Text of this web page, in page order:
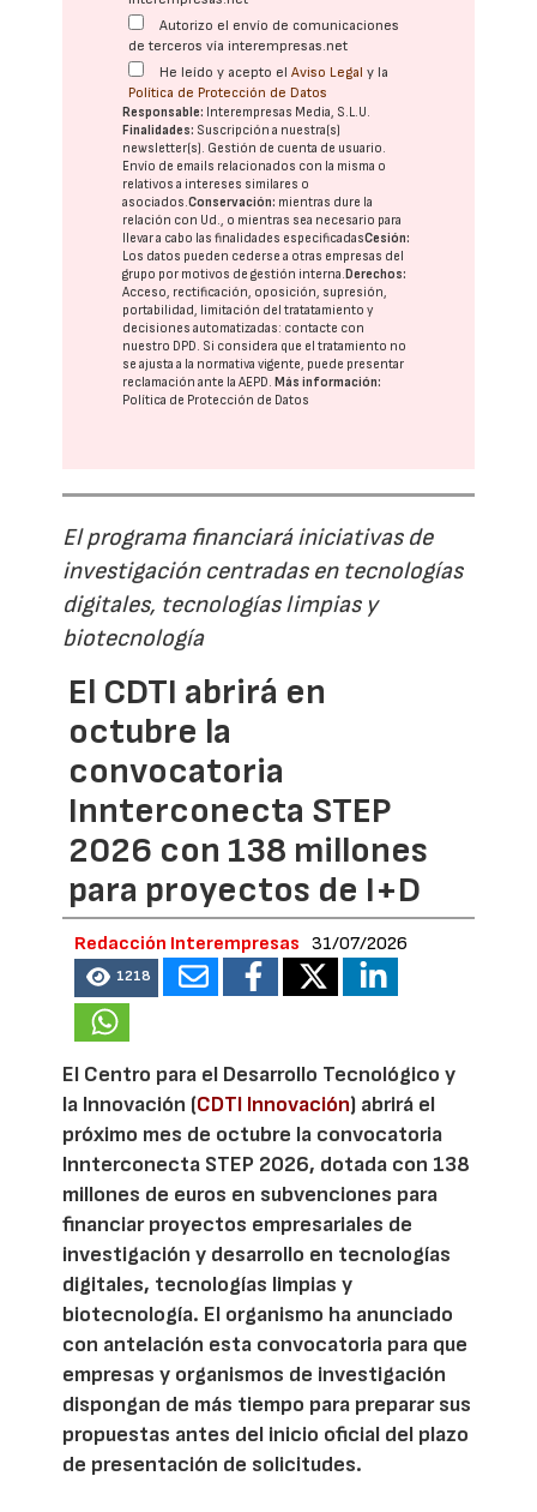
Autorizo el envío de comunicaciones
de terceros vía interempresas.net
He leído y acepto elAviso Legal y la
Política de Protección de Datos
Responsable: Interempresas Media, S.L.U.
Finalidades: Suscripción a nuestra(s)
newsletter(s). Gestión de cuenta de usuario.
Envío de emails relacionados con la misma o
relativos a intereses similares o
asociados.Conservación: mientras dure la
relación con Ud., o mientras sea necesario para
llevar a cabo las finalidades especificadasCesión:
Los datos pueden cederse a otras empresas del
grupo por motivos de gestión interna. Derechos:
Acceso, rectificación, oposición, supresión,
portabilidad, limitación del tratatamiento y
decisiones automatizadas: contacte con
nuestro DPD. Si considera que el tratamiento no
se ajusta a la normativa vigente, puede presentar
reclamación ante laAEPD. Más información:
Política de Protección de Datos
El programa financiará iniciativas de
investigación centradas en tecnologías
digitales, tecnologías limpias y
biotecnología
El CDTI abrirá en
octubre la
convocatoria
Innterconecta STEP
2026 con 138 millones
para proyectos de I+D
Redacción Interempresas 31/07/2026
1218
El Centro para el Desarrollo Tecnológico y
la Innovación (CDTI Innovación) abrirá el
próximo mes de octubre la convocatoria
Innterconecta STEP 2026, dotada con 138
millones de euros en subvenciones para
financiar proyectos empresariales de
investigación y desarrollo en tecnologías
digitales, tecnologías limpias y
biotecnología. El organismo ha anunciado
con antelación esta convocatoria para que
empresas y organismos de investigación
dispongan de más tiempo para preparar sus
propuestas antes del inicio oficial del plazo
de presentación de solicitudes.